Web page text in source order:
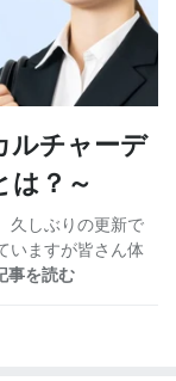
ルチャーデ
？～
久しぶりの更新で
いますが皆さん体
事を読む